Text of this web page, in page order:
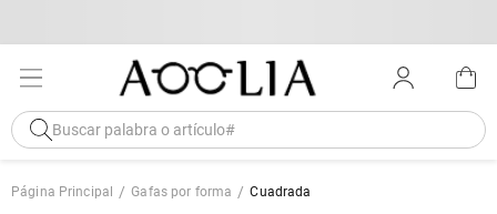
Página Principal Gafas por forma Cuadrada